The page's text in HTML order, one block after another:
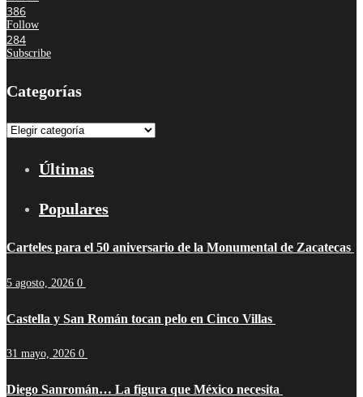
386
Follow
284
Subscribe
Categorías
Categorías
Últimas
Populares
Carteles para el 50 aniversario de la Monumental de Zacatecas
5 agosto, 2026 0
Castella y San Román tocan pelo en Cinco Villas
31 mayo, 2026 0
Diego Sanromán… La figura que México necesita